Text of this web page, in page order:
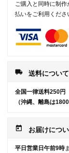
ご購入と同時に制作
払いをご利用くださ
local_shipping 送料について
全国一律送料250円
（沖縄、離島は1800
today お届けにつ
平日営業日午前9時